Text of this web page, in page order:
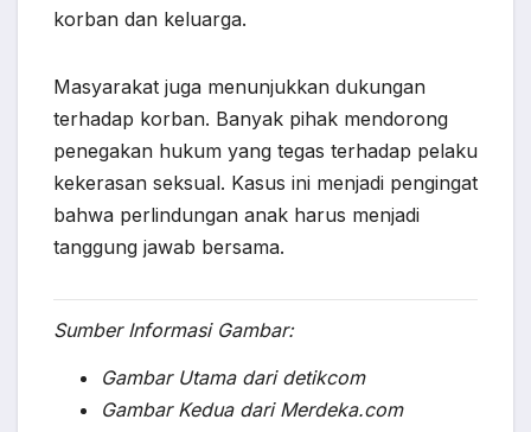
korban dan keluarga.
Masyarakat juga menunjukkan dukungan
terhadap korban. Banyak pihak mendorong
penegakan hukum yang tegas terhadap pelaku
kekerasan seksual. Kasus ini menjadi pengingat
bahwa perlindungan anak harus menjadi
tanggung jawab bersama.
Sumber Informasi Gambar:
Gambar Utama dari detikcom
Gambar Kedua dari Merdeka.com